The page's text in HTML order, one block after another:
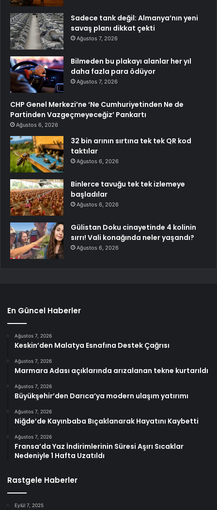
Sadece tank değil: Almanya’nın yeni
savaş planı dikkat çekti
Ağustos 7, 2026
Bilmeden bu plakayı alanlar her yıl
daha fazla para ödüyor
Ağustos 7, 2026
CHP Genel Merkezi’ne ‘Ne Cumhuriyetinden Ne de
Partinden Vazgeçmeyeceğiz’ Pankartı
Ağustos 6, 2026
32 bin arının sırtına tek tek QR kod
taktılar
Ağustos 6, 2026
Binlerce tavuğu tek tek izlemeye
başladılar
Ağustos 6, 2026
Gülistan Doku cinayetinde 4 kolinin
sırrı! Vali konağında neler yaşandı?
Ağustos 6, 2026
En Güncel Haberler
Ağustos 7, 2026
Keskin’den Malatya Esnafına Destek Çağrısı
Ağustos 7, 2026
Marmara Adası açıklarında arızalanan tekne kurtarıldı
Ağustos 7, 2026
Büyükşehir’den Darıca’ya modern ulaşım yatırımı
Ağustos 7, 2026
Niğde’de Kayınbaba Bıçaklanarak Hayatını Kaybetti
Ağustos 7, 2026
Fransa’da Yaz İndirimlerinin Süresi Aşırı Sıcaklar
Nedeniyle 1 Hafta Uzatıldı
Rastgele Haberler
Eylül 7, 2025